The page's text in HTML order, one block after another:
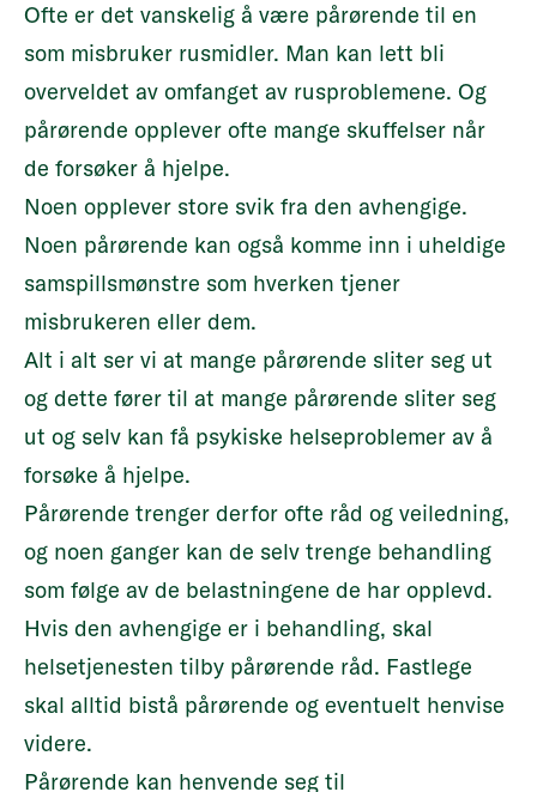
Ofte er det vanskelig å være pårørende til en
som misbruker rusmidler. Man kan lett bli
overveldet av omfanget av rusproblemene. Og
pårørende opplever ofte mange skuffelser når
de forsøker å hjelpe.
Noen opplever store svik fra den avhengige.
Noen pårørende kan også komme inn i uheldige
samspillsmønstre som hverken tjener
misbrukeren eller dem.
Alt i alt ser vi at mange pårørende sliter seg ut
og dette fører til at mange pårørende sliter seg
ut og selv kan få psykiske helseproblemer av å
forsøke å hjelpe.
Pårørende trenger derfor ofte råd og veiledning,
og noen ganger kan de selv trenge behandling
som følge av de belastningene de har opplevd.
Hvis den avhengige er i behandling, skal
helsetjenesten tilby pårørende råd. Fastlege
skal alltid bistå pårørende og eventuelt henvise
videre.
Pårørende kan henvende seg til